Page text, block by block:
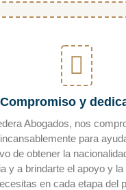
Compromiso y
Abogados, nos
para
de obtener la
y a brindarte el apoyo y
en cada etapa del